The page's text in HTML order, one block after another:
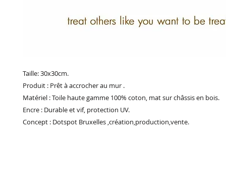
Taille: 30x30cm.
Produit : Prêt à accrocher au mur .
Matériel : Toile haute gamme 100% coton, mat sur châssis en bois.
Encre : Durable et vif, protection UV.
Concept : Dotspot Bruxelles ,création,production,vente.